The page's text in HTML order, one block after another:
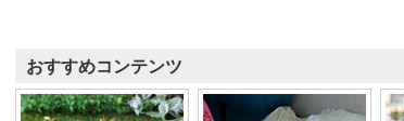
おすすめコンテンツ